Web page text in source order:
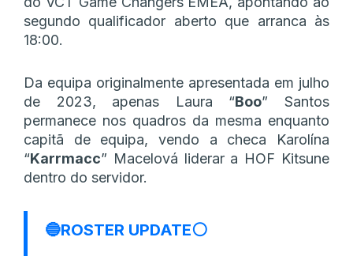
segundo qualificador aberto que arranca às
18:00.
Da equipa originalmente apresentada em julho
de 2023, apenas Laura “Boo” Santos
permanece nos quadros da mesma enquanto
capitã de equipa, vendo a checa Karolína
“Karrmacc” Macelová liderar a HOF Kitsune
dentro do servidor.
🔵ROSTER UPDATE⚪️